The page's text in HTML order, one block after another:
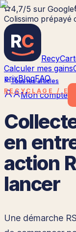
4,7/5 sur Google
Colissimo prépayé
RC
Calculer mes gains
prixBlogFAQ
Mon compte
Tous les articles
RECYCLAGE /
en
action
lancer
Une démarche